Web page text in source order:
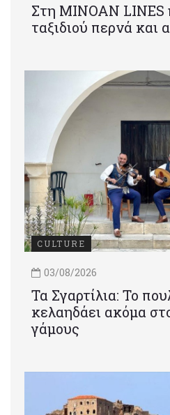
Στη MINOAN LINES
ταξιδιού περνά και
CULTURE
03/08/2026
Τα Σγαρτίλια: Το
κελαηδάει ακόμα
γάμους